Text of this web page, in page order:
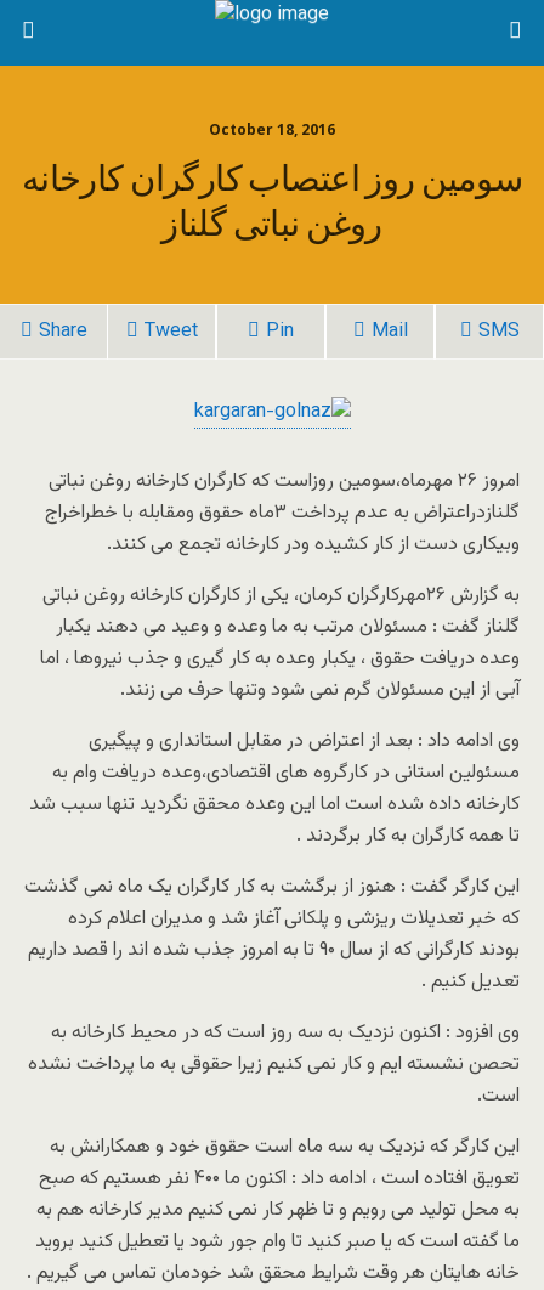
October 18, 2016
سومین روز اعتصاب کارگران کارخانه
روغن نباتی گلناز
Share Tweet Pin Mail SMS
امروز ۲۶ مهرماه،سومین روزاست که کارگران کارخانه روغن نباتی
گلنازدراعتراض به عدم پرداخت ۳ماه حقوق ومقابله با خطراخراج
وبیکاری دست از کار کشیده ودر کارخانه تجمع می کنند.
به گزارش ۲۶مهرکارگران کرمان، یکی از کارگران کارخانه روغن نباتی
گلناز گفت : مسئولان مرتب به ما وعده و وعید می دهند یکبار
وعده دریافت حقوق ، یکبار وعده به کار گیری و جذب نیروها ، اما
آبی از این مسئولان گرم نمی شود وتنها حرف می زنند.
وی ادامه داد : بعد از اعتراض در مقابل استانداری و پیگیری
مسئولین استانی در کارگروه های اقتصادی،وعده دریافت وام به
کارخانه داده شده است اما این وعده محقق نگردید تنها سبب شد
تا همه کارگران به کار برگردند .
این کارگر گفت : هنوز از برگشت به کار کارگران یک ماه نمی گذشت
که خبر تعدیلات ریزشی و پلکانی آغاز شد و مدیران اعلام کرده
بودند کارگرانی که از سال ۹۰ تا به امروز جذب شده اند را قصد داریم
تعدیل کنیم .
وی افزود : اکنون نزدیک به سه روز است که در محیط کارخانه به
تحصن نشسته ایم و کار نمی کنیم زیرا حقوقی به ما پرداخت نشده
است.
این کارگر که نزدیک به سه ماه است حقوق خود و همکارانش به
تعویق افتاده است ، ادامه داد : اکنون ما ۴۰۰ نفر هستیم که صبح
به محل تولید می رویم و تا ظهر کار نمی کنیم مدیر کارخانه هم به
ما گفته است که یا صبر کنید تا وام جور شود یا تعطیل کنید بروید
خانه هایتان هر وقت شرایط محقق شد خودمان تماس می گیریم .